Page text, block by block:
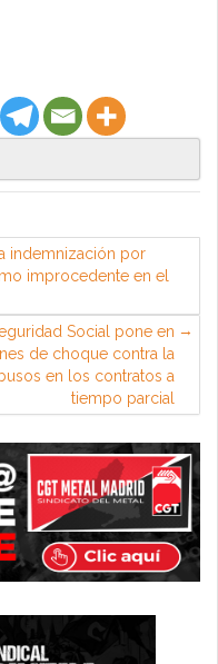
indemnización por
improcedente en el
Social pone en
de choque contra la
en los contratos a
tiempo parcial